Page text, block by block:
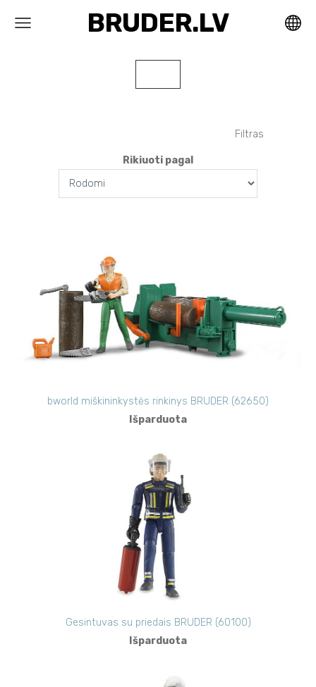
BRUDER.LV
Filtras
Rikiuoti pagal
bworld miškininkystės rinkinys BRUDER (62650)
Išparduota
Gesintuvas su priedais BRUDER (60100)
Išparduota